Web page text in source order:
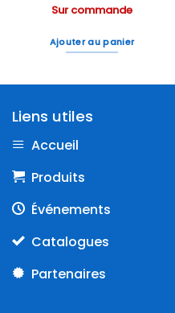
Sur commande
Ajouter au panier
Liens utiles
Accueil
Produits
Événements
Catalogues
Partenaires